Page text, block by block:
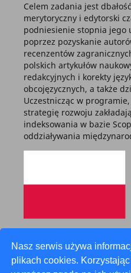
Nasz serwis używa
plikach cookies.
Celem zadania jest
merytoryczny i edytorski
podniesienie stopnia jego
poprzez pozyskanie
recenzentów
polskich artykułów
redakcyjnych i korekty
obcojęzycznych, a także
Uczestnicząc w
strategię rozwoju
indeksowania w bazie
oddziaływania